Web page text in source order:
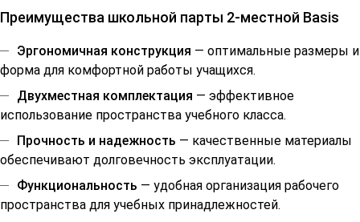
Преимущества школьной парты 2-местной Basis
Эргономичная конструкция — оптимальные размеры и
форма для комфортной работы учащихся.
Двухместная комплектация — эффективное
использование пространства учебного класса.
Прочность и надежность — качественные материалы
обеспечивают долговечность эксплуатации.
Функциональность — удобная организация рабочего
пространства для учебных принадлежностей.